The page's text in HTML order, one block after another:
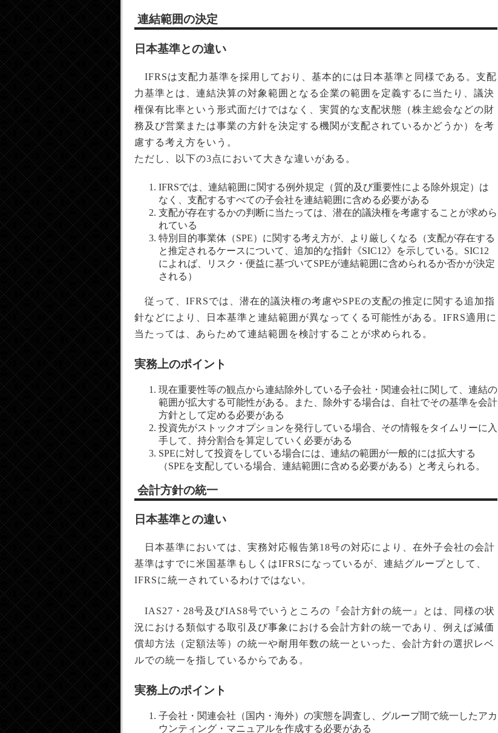
連結範囲の決定
日本基準との違い
IFRSは支配力基準を採用しており、基本的には日本基準と同様である。支配
力基準とは、連結決算の対象範囲となる企業の範囲を定義するに当たり、議決
権保有比率という形式面だけではなく、実質的な支配状態（株主総会などの財
務及び営業または事業の方針を決定する機関が支配されているかどうか）を考
慮する考え方をいう。
ただし、以下の3点において大きな違いがある。
IFRSでは、連結範囲に関する例外規定（質的及び重要性による除外規定）は
なく、支配するすべての子会社を連結範囲に含める必要がある
支配が存在するかの判断に当たっては、潜在的議決権を考慮することが求めら
れている
特別目的事業体（SPE）に関する考え方が、より厳しくなる（支配が存在する
と推定されるケースについて、追加的な指針《SIC12》を示している。SIC12
によれば、リスク・便益に基づいてSPEが連結範囲に含められるか否かが決定
される）
従って、IFRSでは、潜在的議決権の考慮やSPEの支配の推定に関する追加指
針などにより、日本基準と連結範囲が異なってくる可能性がある。IFRS適用に
当たっては、あらためて連結範囲を検討することが求められる。
実務上のポイント
現在重要性等の観点から連結除外している子会社・関連会社に関して、連結の
範囲が拡大する可能性がある。また、除外する場合は、自社でその基準を会計
方針として定める必要がある
投資先がストックオプションを発行している場合、その情報をタイムリーに入
手して、持分割合を算定していく必要がある
SPEに対して投資をしている場合には、連結の範囲が一般的には拡大する
（SPEを支配している場合、連結範囲に含める必要がある）と考えられる。
会計方針の統一
日本基準との違い
日本基準においては、実務対応報告第18号の対応により、在外子会社の会計
基準はすでに米国基準もしくはIFRSになっているが、連結グループとして、
IFRSに統一されているわけではない。
IAS27・28号及びIAS8号でいうところの『会計方針の統一』とは、同様の状
況における類似する取引及び事象における会計方針の統一であり、例えば減価
償却方法（定額法等）の統一や耐用年数の統一といった、会計方針の選択レベ
ルでの統一を指しているからである。
実務上のポイント
子会社・関連会社（国内・海外）の実態を調査し、グループ間で統一したアカ
ウンティング・マニュアルを作成する必要がある